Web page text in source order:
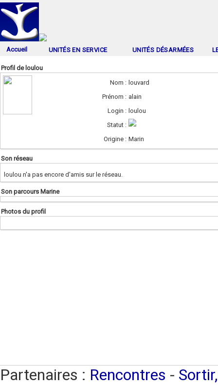
Accueil UNITÉS EN SERVICE UNITÉS DÉSARMÉES
Profil de loulou
Nom : louvard
Prénom : alain
Login : loulou
Statut :
Origine : Marin
Son réseau
loulou n'a pas encore d'amis sur le réseau.
Son parcours Marine
Photos du profil
Partenaires : Rencontres -